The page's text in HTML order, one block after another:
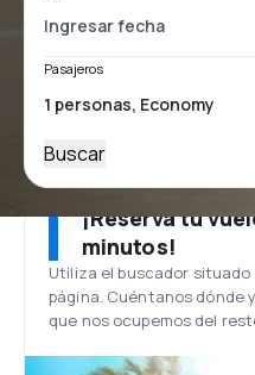
Pasajeros
Buscar
¡Reserva tu
minutos!
Utiliza el buscador
página. Cuéntanos dónde
que nos ocupemos del